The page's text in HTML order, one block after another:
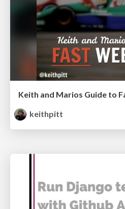
Keith and Marios Guide to
keithpitt